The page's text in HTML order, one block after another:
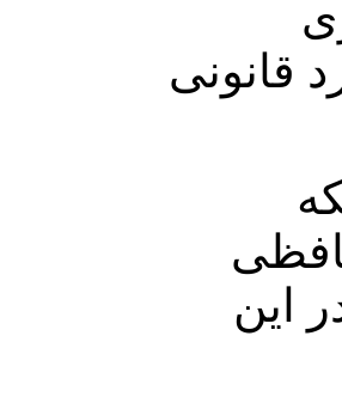
قانونی
این